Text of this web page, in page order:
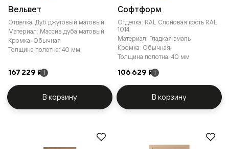
Вельвет
Отделка: Дуб джутовый матовый
Материал: Массив дуба матовый
Кромка: Обычная
Толщина полотна: 40 мм
167 229 ₽ i
В корзину
Софтформ
Отделка: RAL Слоновая кость RAL
1014
Материал: Гладкая эмаль
Кромка: Обычная
Толщина полотна: 40 мм
106 629 ₽ i
В корзину